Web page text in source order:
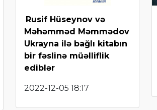
Rusif Hüseynov və
Məhəmməd Məmmədov
Ukrayna ilə bağlı kitabın
bir fəslinə müəlliflik
ediblər
2022-12-05 18:17